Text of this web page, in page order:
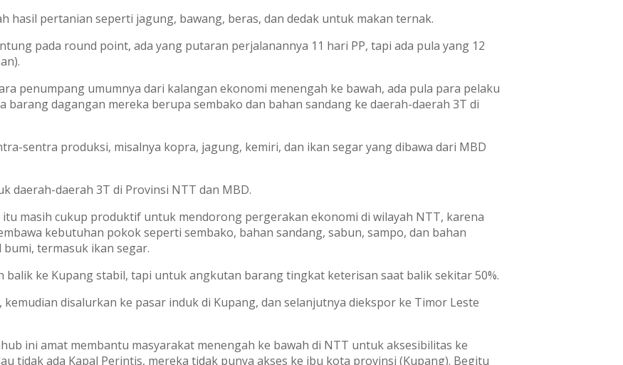
hasil pertanian seperti jagung, bawang, beras, dan dedak untuk makan ternak.
pada round point, ada yang putaran perjalanannya 11 hari PP, tapi ada pula yang 12
penumpang umumnya dari kalangan ekonomi menengah ke bawah, ada pula para pelaku
dagangan mereka berupa sembako dan bahan sandang ke daerah-daerah 3T di
sentra produksi, misalnya kopra, jagung, kemiri, dan ikan segar yang dibawa dari MBD
daerah-daerah 3T di Provinsi NTT dan MBD.
masih cukup produktif untuk mendorong pergerakan ekonomi di wilayah NTT, karena
kebutuhan pokok seperti sembako, bahan sandang, sabun, sampo, dan bahan
termasuk ikan segar.
ke Kupang stabil, tapi untuk angkutan barang tingkat keterisan saat balik sekitar 50%.
disalurkan ke pasar induk di Kupang, dan selanjutnya diekspor ke Timor Leste
ini amat membantu masyarakat menengah ke bawah di NTT untuk aksesibilitas ke
tidak ada Kapal Perintis, mereka tidak punya akses ke ibu kota provinsi (Kupang). Begitu